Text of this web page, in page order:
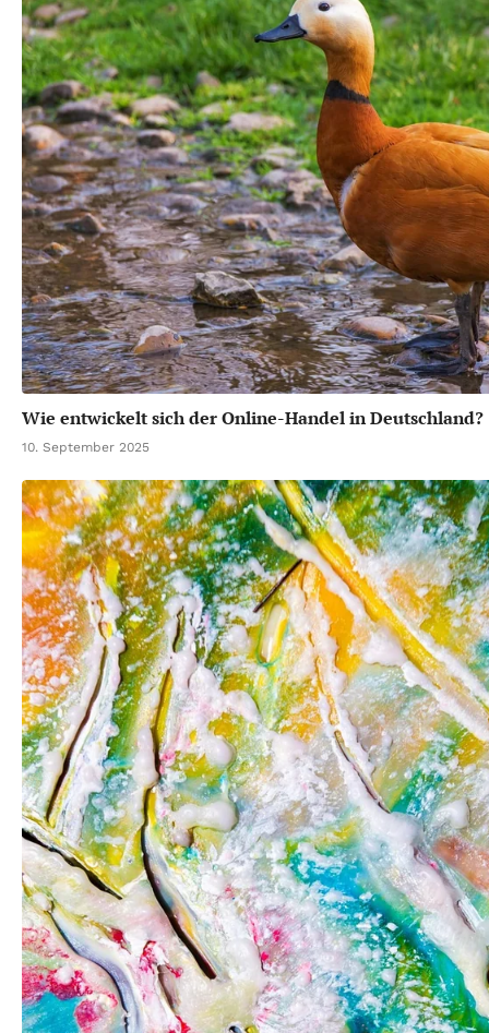
Wie entwickelt sich der Online-Handel in Deutschland?
10. September 2025